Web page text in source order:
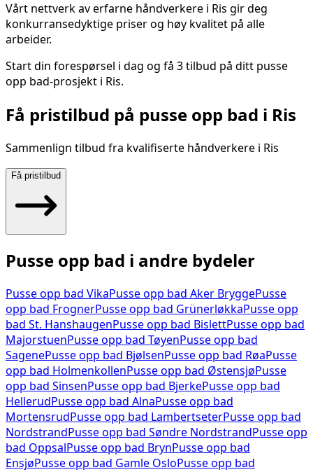
Vårt nettverk av erfarne håndverkere i Ris gir deg
konkurransedyktige priser og høy kvalitet på alle
arbeider.
Start din forespørsel i dag og få 3 tilbud på ditt pusse
opp bad-prosjekt i Ris.
Få pristilbud på pusse opp bad i Ris
Sammenlign tilbud fra kvalifiserte håndverkere i Ris
Få pristilbud
Pusse opp bad i andre bydeler
Pusse opp bad VikaPusse opp bad Aker BryggePusse
opp bad FrognerPusse opp bad GrünerløkkaPusse opp
bad St. HanshaugenPusse opp bad BislettPusse opp bad
MajorstuenPusse opp bad TøyenPusse opp bad
SagenePusse opp bad BjølsenPusse opp bad RøaPusse
opp bad HolmenkollenPusse opp bad ØstensjøPusse
opp bad SinsenPusse opp bad BjerkePusse opp bad
HellerudPusse opp bad AlnaPusse opp bad
MortensrudPusse opp bad LambertseterPusse opp bad
NordstrandPusse opp bad Søndre NordstrandPusse opp
bad OppsalPusse opp bad BrynPusse opp bad
EnsjøPusse opp bad Gamle OsloPusse opp bad